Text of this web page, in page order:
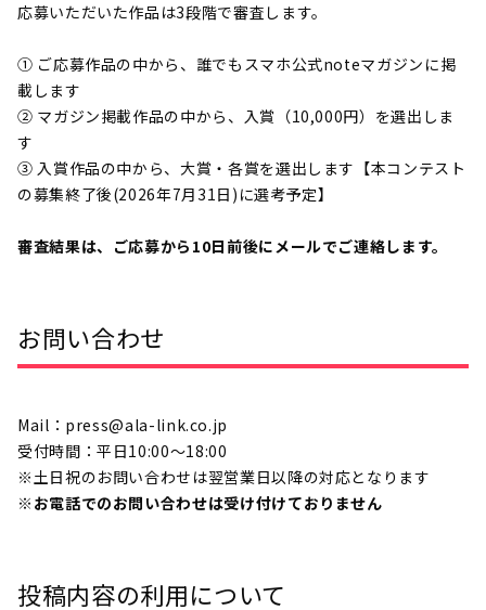
応募いただいた作品は3段階で審査します。
① ご応募作品の中から、誰でもスマホ公式noteマガジンに掲
載します
② マガジン掲載作品の中から、入賞（10,000円）を選出しま
す
③ 入賞作品の中から、大賞・各賞を選出します【本コンテスト
の募集終了後(2026年7月31日 )に選考予定】
審査結果は、ご応募から10日前後にメールでご連絡します。
お問い合わせ
Mail：press@ala-link.co.jp
受付時間：平日10:00〜18:00
※土日祝のお問い合わせは翌営業日以降の対応となります
※お電話でのお問い合わせは受け付けておりません
投稿内容の利用について